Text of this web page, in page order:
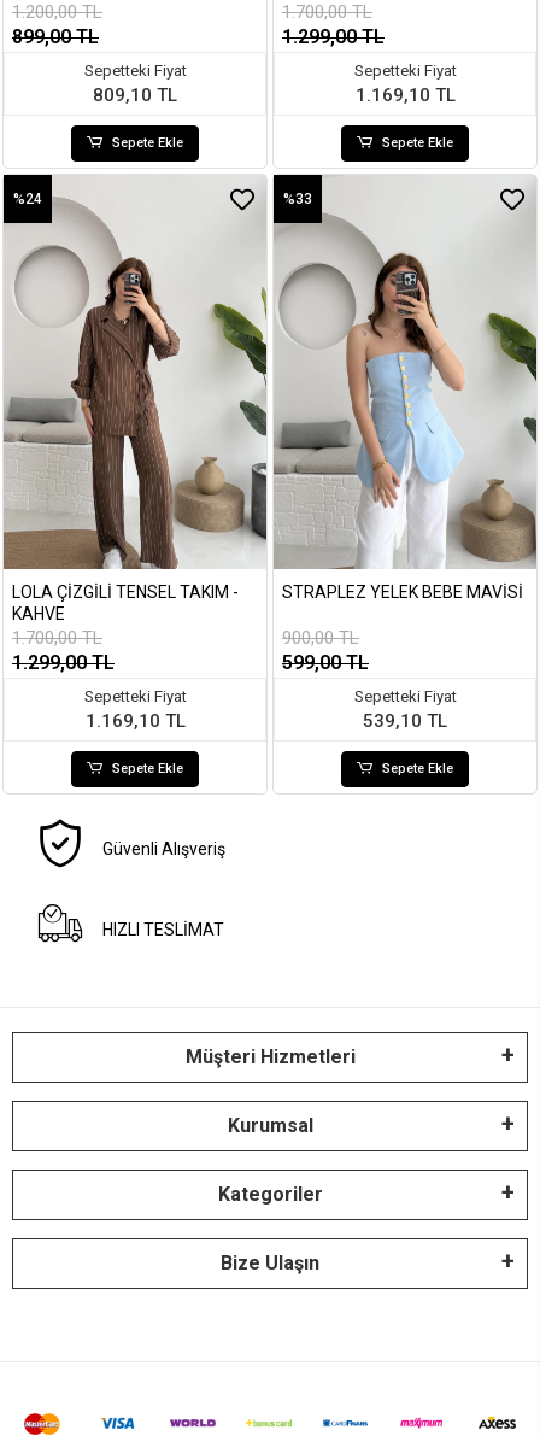
1.200,00 TL
899,00 TL
Sepetteki Fiyat
809,10 TL
Sepete Ekle
1.700,00 TL
1.299,00 TL
Sepetteki Fiyat
1.169,10 TL
Sepete Ekle
LOLA ÇIZGILI TENSEL TAKIM -
KAHVE
%24
1.700,00 TL
1.299,00 TL
Sepetteki Fiyat
1.169,10 TL
Sepete Ekle
STRAPLEZ YELEK BEBE MAVISI
%33
900,00 TL
599,00 TL
Sepetteki Fiyat
539,10 TL
Sepete Ekle
Güvenli Alışveriş
HIZLI TESLİMAT
Müşteri Hizmetleri
Kurumsal
Kategoriler
Bize Ulaşın